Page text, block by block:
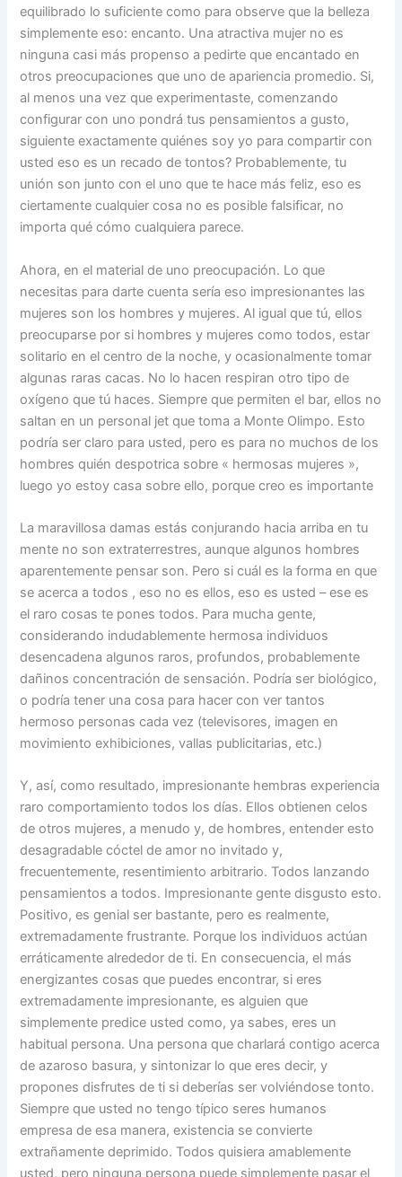
equilibrado lo suficiente como para observe que la belleza
simplemente eso: encanto. Una atractiva mujer no es
ninguna casi más propenso a pedirte que encantado en
otros preocupaciones que uno de apariencia promedio. Si,
al menos una vez que experimentaste, comenzando
configurar con uno pondrá tus pensamientos a gusto,
siguiente exactamente quiénes soy yo para compartir con
usted eso es un recado de tontos? Probablemente, tu
unión son junto con el uno que te hace más feliz, eso es
ciertamente cualquier cosa no es posible falsificar, no
importa qué cómo cualquiera parece.
Ahora, en el material de uno preocupación. Lo que
necesitas para darte cuenta sería eso impresionantes las
mujeres son los hombres y mujeres. Al igual que tú, ellos
preocuparse por si hombres y mujeres como todos, estar
solitario en el centro de la noche, y ocasionalmente tomar
algunas raras cacas. No lo hacen respiran otro tipo de
oxígeno que tú haces. Siempre que permiten el bar, ellos no
saltan en un personal jet que toma a Monte Olimpo. Esto
podría ser claro para usted, pero es para no muchos de los
hombres quién despotrica sobre « hermosas mujeres »,
luego yo estoy casa sobre ello, porque creo es importante
La maravillosa damas estás conjurando hacia arriba en tu
mente no son extraterrestres, aunque algunos hombres
aparentemente pensar son. Pero si cuál es la forma en que
se acerca a todos , eso no es ellos, eso es usted – ese es
el raro cosas te pones todos. Para mucha gente,
considerando indudablemente hermosa individuos
desencadena algunos raros, profundos, probablemente
dañinos concentración de sensación. Podría ser biológico,
o podría tener una cosa para hacer con ver tantos
hermoso personas cada vez (televisores, imagen en
movimiento exhibiciones, vallas publicitarias, etc.)
Y, así, como resultado, impresionante hembras experiencia
raro comportamiento todos los días. Ellos obtienen celos
de otros mujeres, a menudo y, de hombres, entender esto
desagradable cóctel de amor no invitado y,
frecuentemente, resentimiento arbitrario. Todos lanzando
pensamientos a todos. Impresionante gente disgusto esto.
Positivo, es genial ser bastante, pero es realmente,
extremadamente frustrante. Porque los individuos actúan
erráticamente alrededor de ti. En consecuencia, el más
energizantes cosas que puedes encontrar, si eres
extremadamente impresionante, es alguien que
simplemente predice usted como, ya sabes, eres un
habitual persona. Una persona que charlará contigo acerca
de azaroso basura, y sintonizar lo que eres decir, y
propones disfrutes de ti si deberías ser volviéndose tonto.
Siempre que usted no tengo típico seres humanos
empresa de esa manera, existencia se convierte
extrañamente deprimido. Todos quisiera amablemente